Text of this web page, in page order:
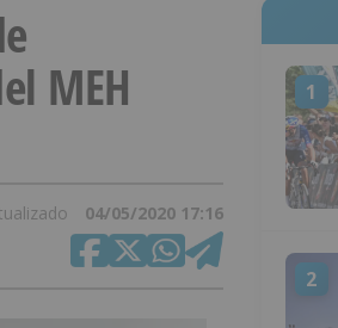
MEH
04/05/2020 17:16
1
2